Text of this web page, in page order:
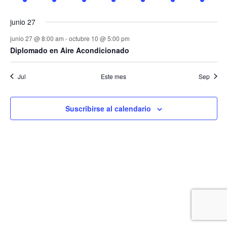
evento
evento
evento
evento
evento
evento
evento
junio 27
junio 27 @ 8:00 am -octubre 10 @ 5:00 pm
Diplomado en Aire Acondicionado
Jul Este mes Sep
Suscribirse al calendario